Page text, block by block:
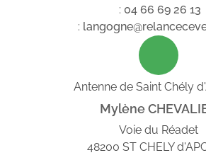
: 04 66 69 26 13
:
Antenne de Saint Chély
Mylène
Voie du Réadet
48200 ST CHELY